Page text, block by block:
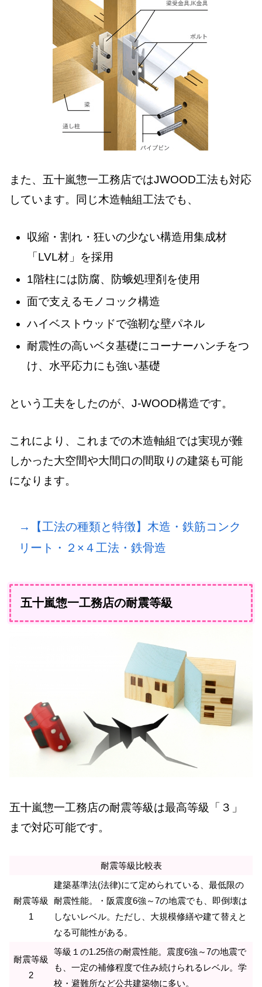
また、五十嵐惣一工務店ではJWOOD工法も対応
しています。同じ木造軸組工法でも、
収縮・割れ・狂いの少ない構造用集成材
「LVL材」を採用
1階柱には防腐、防蛾処理剤を使用
面で支えるモノコック構造
ハイベストウッドで強靭な壁パネル
耐震性の高いベタ基礎にコーナーハンチをつ
け、水平応力にも強い基礎
という工夫をしたのが、J-WOOD構造です。
これにより、これまでの木造軸組では実現が難
しかった大空間や大間口の間取りの建築も可能
になります。
→【工法の種類と特徴】木造・鉄筋コンク
リート・２×４工法・鉄骨造
五十嵐惣一工務店の耐震等級
五十嵐惣一工務店の耐震等級は最高等級「３」
まで対応可能です。
耐震等級比較表
耐震等級
1
建築基準法(法律)にて定められている、最低限の
耐震性能。・阪震度6強～7の地震でも、即倒壊は
しないレベル。ただし、大規模修繕や建て替えと
なる可能性がある。
耐震等級
2
等級１の1.25倍の耐震性能。震度6強～7の地震で
も、一定の補修程度で住み続けられるレベル。学
校・避難所など公共建築物に多い。